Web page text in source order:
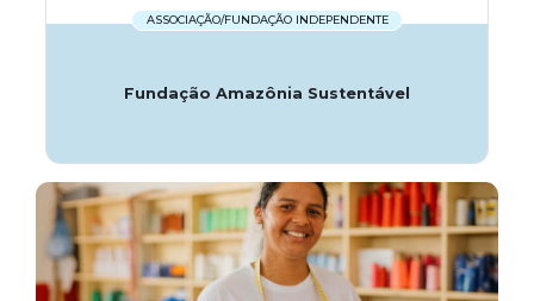
ASSOCIAÇÃO/FUNDAÇÃO INDEPENDENTE
Fundação Amazônia Sustentável